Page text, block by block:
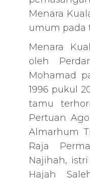
Menara
umum pada
Menara
oleh
Mohamad
1996 pukul
tamu
Pertuan
Almarhum
Raja
Najihah,
Hajah